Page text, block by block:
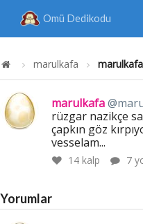
Omü Dedikodu
marulkafa
marulkafa
rüzgar nazikçe
çapkın göz
vesselam...
14kalp 7
Yorumlar